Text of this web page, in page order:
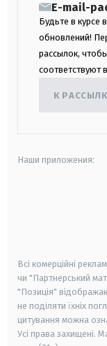
E-mail-
Будьте в курсе
обновлений!
рассылок,
соответствуют
К
Наши приложения:
Всі комерційні
чи "Партнерський
"Позиція"
не поділяти їхніх
цитування можна
Усі права захищені.